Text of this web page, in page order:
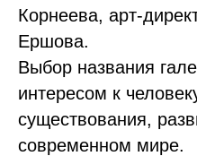
Корнеева, арт-
Ершова.
Выбор названия
интересом к
существования,
современном мире.